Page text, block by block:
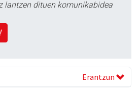
lantzen dituen komunikabidea
Erantzun